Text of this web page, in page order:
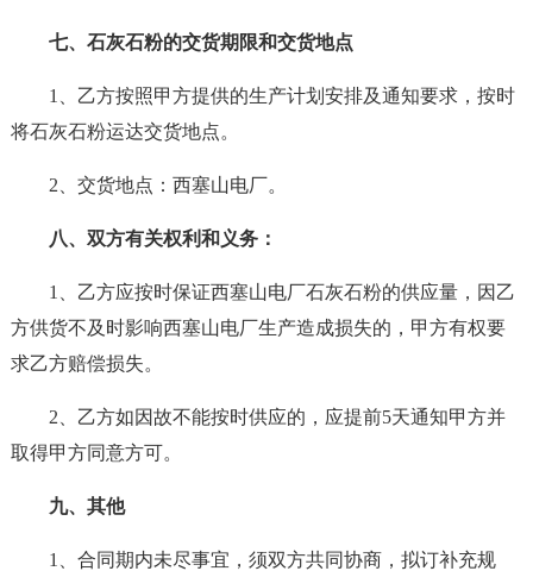
七、石灰石粉的交货期限和交货地点
1、乙方按照甲方提供的生产计划安排及通知要求，按时
将石灰石粉运达交货地点。
2、交货地点：西塞山电厂。
八、双方有关权利和义务：
1、乙方应按时保证西塞山电厂石灰石粉的供应量，因乙
方供货不及时影响西塞山电厂生产造成损失的，甲方有权要
求乙方赔偿损失。
2、乙方如因故不能按时供应的，应提前5天通知甲方并
取得甲方同意方可。
九、其他
1、合同期内未尽事宜，须双方共同协商，拟订补充规